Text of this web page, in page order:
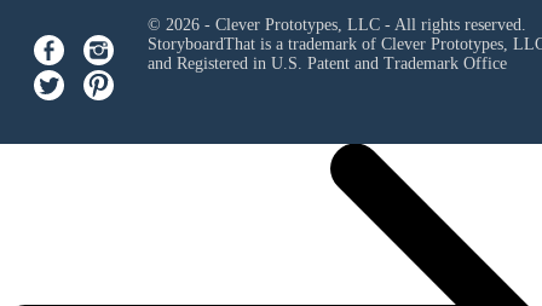
© 2026 - Clever Prototypes, LLC - All rights reserved.
StoryboardThat is a trademark of Clever Prototypes,
and Registered in U.S. Patent and Trademark Office